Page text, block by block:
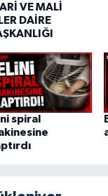
VE MALİ
DAİRE
spiral